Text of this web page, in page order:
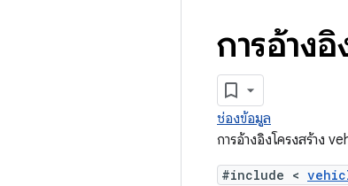
การอ้าง
ช่องข้อมูล
การอ้างอิงโครงสร้าง
#include <